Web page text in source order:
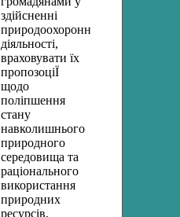
здійсненні
природоохоронної
діяльності,
враховувати їх
пропозоціЇ
щодо
поліпшення
стану
навколишнього
природного
середовища та
раціонального
використання
природних
ресурсів,